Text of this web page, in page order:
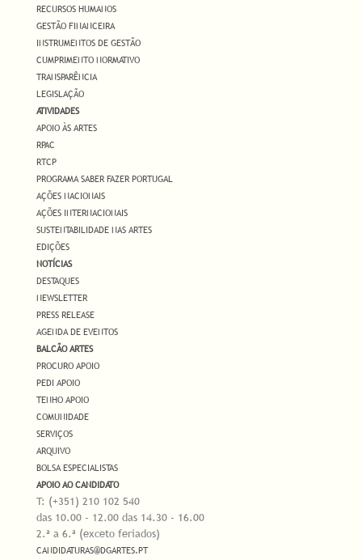
RECURSOS HUMANOS
GESTÃO FINANCEIRA
INSTRUMENTOS DE GESTÃO
CUMPRIMENTO NORMATIVO
TRANSPARÊNCIA
LEGISLAÇÃO
ATIVIDADES
APOIO ÀS ARTES
RPAC
RTCP
PROGRAMA SABER FAZER PORTUGAL
AÇÕES NACIONAIS
AÇÕES INTERNACIONAIS
SUSTENTABILIDADE NAS ARTES
EDIÇÕES
NOTÍCIAS
DESTAQUES
NEWSLETTER
PRESS RELEASE
AGENDA DE EVENTOS
BALCÃO ARTES
PROCURO APOIO
PEDI APOIO
TENHO APOIO
COMUNIDADE
SERVIÇOS
ARQUIVO
BOLSA ESPECIALISTAS
APOIO AO CANDIDATO
T: (+351) 210 102 540
das 10.00 - 12.00 das 14.30 - 16.00
2.ª a 6.ª (exceto feriados)
CANDIDATURAS@DGARTES.PT